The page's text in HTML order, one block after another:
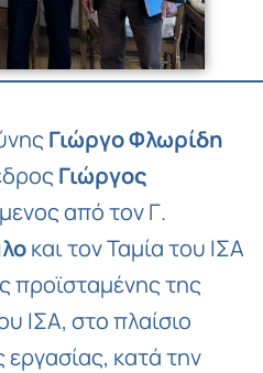
Γιώργο Φλωρίδη
Γιώργος
από τον Γ.
και τον Ταμία του ΙΣΑ
προϊσταμένης της
ΙΣΑ, στο πλαίσιο
κατά την